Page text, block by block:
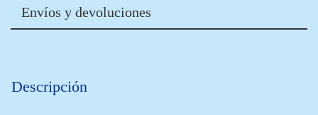
Envíos y devoluciones
Descripción